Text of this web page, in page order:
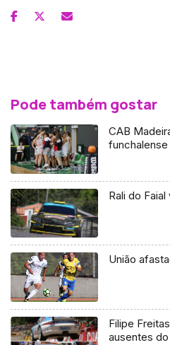
Pode também gostar
CAB
Rali do
União
Filipe
ausentes